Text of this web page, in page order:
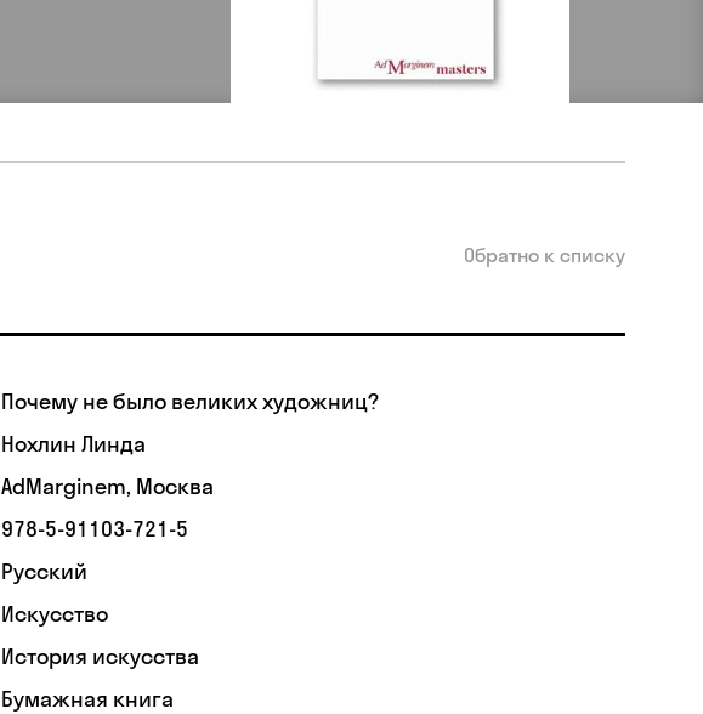
Обратно к списку
Почему не было великих художниц?
Нохлин Линда
AdMarginem, Москва
978-5-91103-721-5
Русский
Искусство
История искусства
Бумажная книга